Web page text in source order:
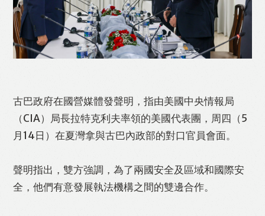
Like Facebook Twitter Line
WhatsApp Email Print
古巴政府在國營媒體發聲明，指由美國中央情報局
（CIA）局長拉特克利夫率領的美國代表團，周四（5
月14日）在夏灣拿與古巴內政部的對口官員會面。
聲明指出，雙方強調，為了兩國安全及區域和國際安
全，他們有意發展執法機構之間的雙邊合作。